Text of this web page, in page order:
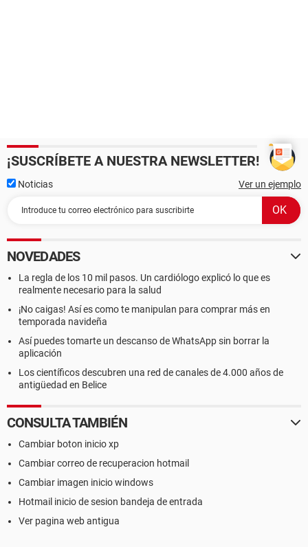
¡SUSCRÍBETE A NUESTRA NEWSLETTER!
Noticias Ver un ejemplo
NOVEDADES
La regla de los 10 mil pasos. Un cardiólogo explicó lo que es
realmente necesario para la salud
¡No caigas! Así es como te manipulan para comprar más en
temporada navideña
Así puedes tomarte un descanso de WhatsApp sin borrar la
aplicación
Los científicos descubren una red de canales de 4.000 años de
antigüedad en Belice
CONSULTA TAMBIÉN
Cambiar boton inicio xp
Cambiar correo de recuperacion hotmail
Cambiar imagen inicio windows
Hotmail inicio de sesion bandeja de entrada
Ver pagina web antigua